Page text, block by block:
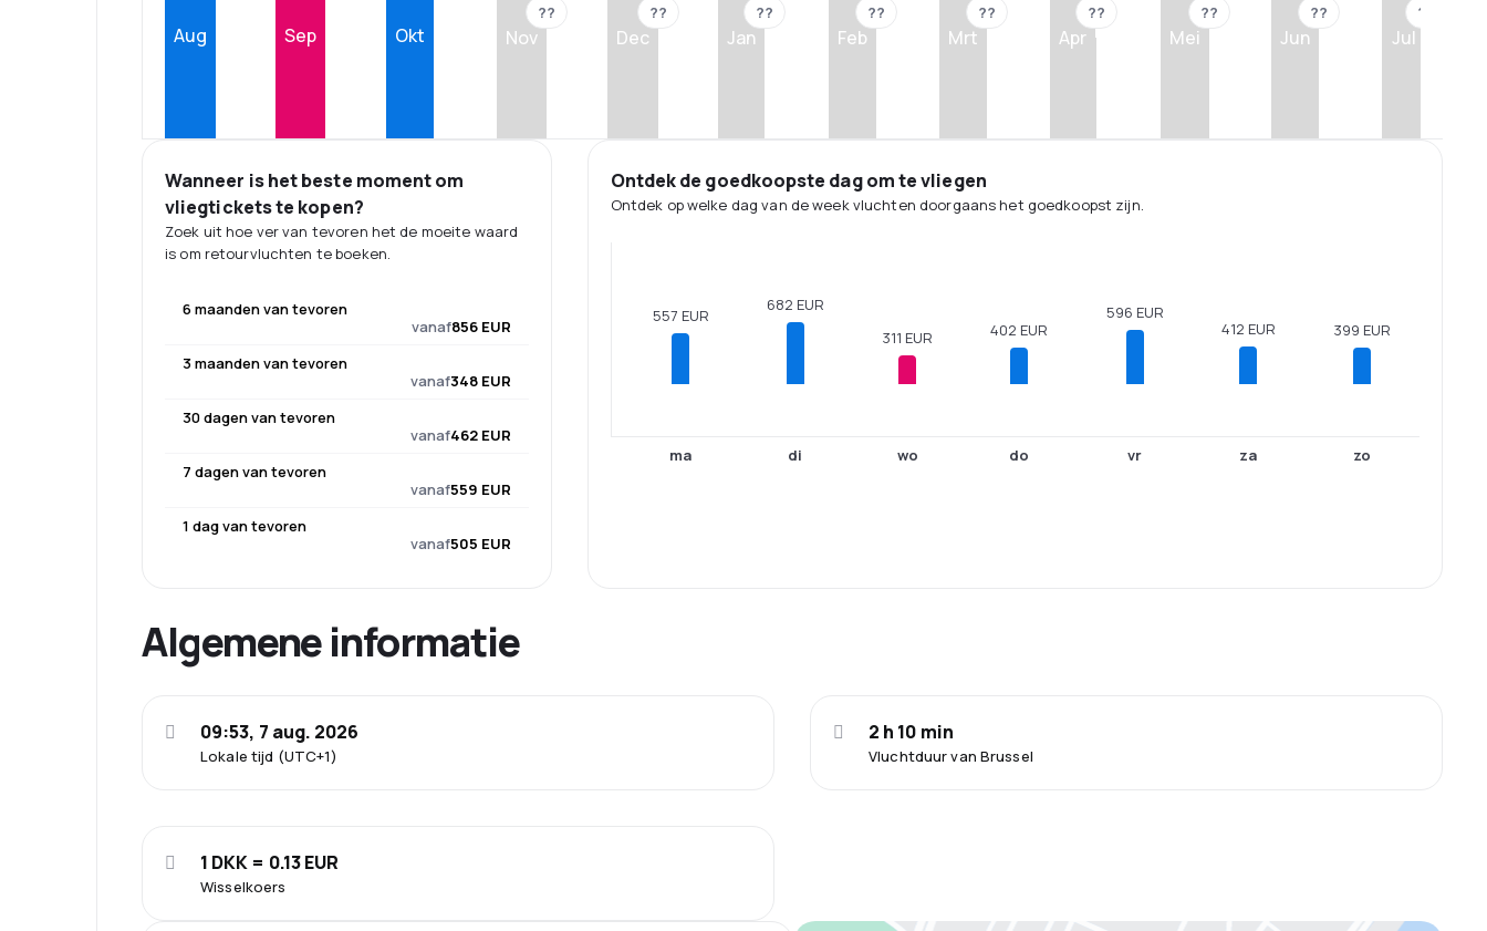
Aug Sep Okt Nov
??
Dec
??
Jan
??
Feb
??
Mrt
??
Apr
??
Mei
??
Jun
??
Jul
??
Wanneer is het beste moment om
vliegtickets te kopen?
Zoek uit hoe ver van tevoren het de moeite waard
is om retourvluchten te boeken.
6 maanden van tevoren
vanaf856 EUR
3 maanden van tevoren
vanaf348 EUR
30 dagen van tevoren
vanaf462 EUR
7 dagen van tevoren
vanaf559 EUR
1 dag van tevoren
vanaf505 EUR
Ontdek de goedkoopste dag om te vliegen
Ontdek op welke dag van de week vluchten doorgaans het goedkoopst zijn.
557 EUR
ma
682 EUR
di
311 EUR
wo
402 EUR
do
596 EUR
vr
412 EUR
za
399 EUR
zo
Algemene informatie
Lokale tijd (UTC+1)
09:53, 7 aug. 2026
Vluchtduur van Brussel
2 h 10 min
Wisselkoers
1 DKK = 0.13 EUR